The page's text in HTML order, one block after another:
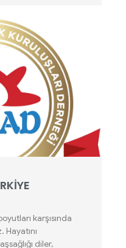
karşısında
diler,